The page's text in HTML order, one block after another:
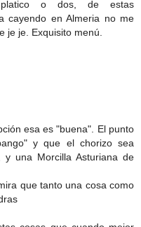
o dos, de estas
cayendo en Almeria no me
je je. Exquisito menú.
esa es "buena". El punto
y que el chorizo sea
y una Morcilla Asturiana de
que tanto una cosa como